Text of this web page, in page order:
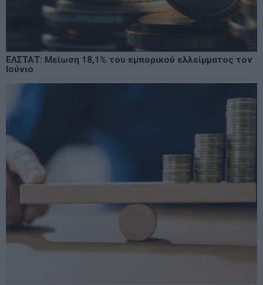
ΕΛΣΤΑΤ: Μείωση 18,1% του εμπορικού ελλείμματος τον
Ιούνιο